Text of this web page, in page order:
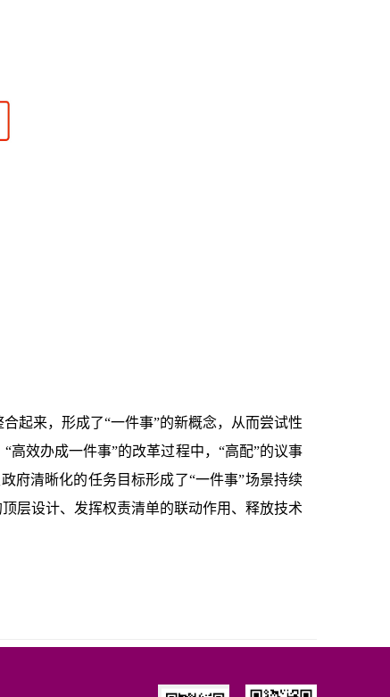
起来，形成了“一件事”的新概念，从而尝试性
高效办成一件事”的改革过程中，“高配”的议事
府清晰化的任务目标形成了“一件事”场景持续
层设计、发挥权责清单的联动作用、释放技术